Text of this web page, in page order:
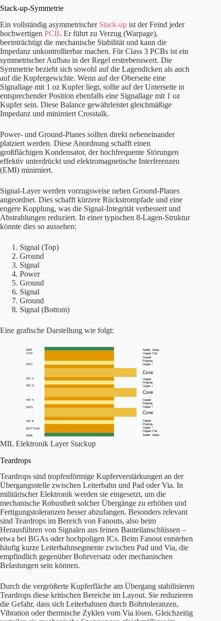
Stack-up-Symmetrie
Ein vollständig asymmetrischer Stack-up ist der Feind jeder
hochwertigen PCB. Er führt zu Verzug (Warpage),
beeinträchtigt die mechanische Stabilität und kann die
Impedanz unkontrollierbar machen. Für Class 3 PCBs ist ein
symmetrischer Aufbau in der Regel erstrebenswert. Die
Symmetrie bezieht sich sowohl auf die Lagendicken als auch
auf die Kupfergewichte. Wenn auf der Oberseite eine
Signallage mit 1 oz Kupfer liegt, sollte auf der Unterseite in
entsprechender Position ebenfalls eine Signallage mit 1 oz
Kupfer sein. Diese Balance gewährleistet gleichmäßige
Impedanz und minimiert Crosstalk.
Power- und Ground-Planes sollten direkt nebeneinander
platziert werden. Diese Anordnung schafft einen
großflächigen Kondensator, der hochfrequente Störungen
effektiv unterdrückt und elektromagnetische Interferenzen
(EMI) minimiert.
Signal-Layer werden vorzugsweise neben Ground-Planes
angeordnet. Dies schafft kürzere Rückstrompfade und eine
engere Kopplung, was die Signal-Integrität verbessert und
Abstrahlungen reduziert. In einer typischen 8-Lagen-Struktur
könnte dies so aussehen:
Signal (Top)
Ground
Signal
Power
Ground
Signal
Ground
Signal (Bottom)
Eine grafische Darstellung wie folgt:
MIL Elektronik Layer Stackup
Teardrops
Teardrops sind tropfenförmige Kupferverstärkungen an der
Übergangsstelle zwischen Leiterbahn und Pad oder Via. In
militärischer Elektronik werden sie eingesetzt, um die
mechanische Robustheit solcher Übergänge zu erhöhen und
Fertigungstoleranzen besser abzufangen. Besonders relevant
sind Teardrops im Bereich von Fanouts, also beim
Herausführen von Signalen aus feinen Bauteilanschlüssen –
etwa bei BGAs oder hochpoligen ICs. Beim Fanout entstehen
häufig kurze Leiterbahnsegmente zwischen Pad und Via, die
empfindlich gegenüber Bohrversatz oder mechanischen
Belastungen sein können.
Durch die vergrößerte Kupferfläche am Übergang stabilisieren
Teardrops diese kritischen Bereiche im Layout. Sie reduzieren
die Gefahr, dass sich Leiterbahnen durch Bohrtoleranzen,
Vibration oder thermische Zyklen vom Via lösen. Gleichzeitig